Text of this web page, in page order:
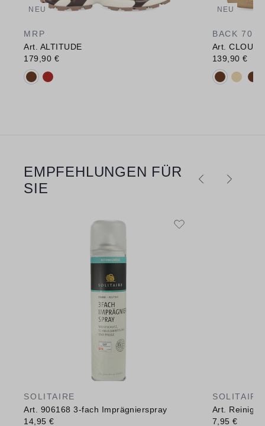
NEU
MRP
Art. ALTITUDE
179,90 €
Verfügbare Farbvarianten:
NEU
BACK 70
Art. CLOUD
139,90 €
Verfügbare
Produktgalerie überspringen
EMPFEHLUNGEN FÜR
SIE
SOLITAIRE
Art. 906168 3-fach Imprägnierspray
14,95 €
SOLITAIRE
Art.
7,95 €